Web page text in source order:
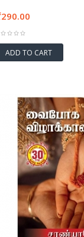
290.00
ADD TO CART